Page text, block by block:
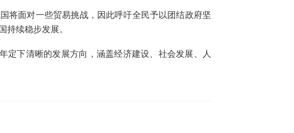
将面对一些贸易挑战，因此呼吁全民予以团结政府坚
持续稳步发展。
定下清晰的发展方向，涵盖经济建设、社会发展、人